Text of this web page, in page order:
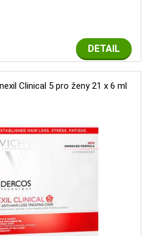
DETAIL
Clinical 5 pro ženy 21 x 6 ml